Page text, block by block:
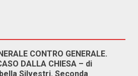
CONTRO GENERALE.
DALLA CHIESA – di
Silvestri. Seconda